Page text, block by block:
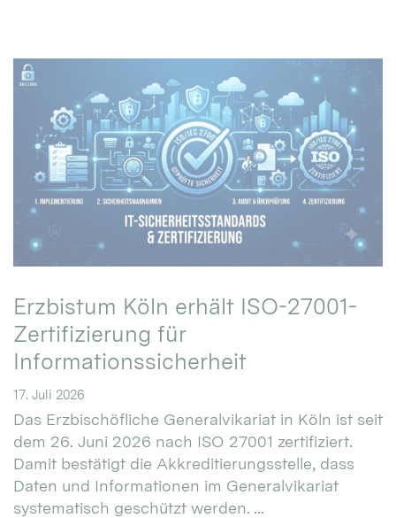
Erzbistum Köln erhält ISO-27001-
Zertifizierung für
Informationssicherheit
17. Juli 2026
Das Erzbischöfliche Generalvikariat in Köln ist seit
dem 26. Juni 2026 nach ISO 27001 zertifiziert.
Damit bestätigt die Akkreditierungsstelle, dass
Daten und Informationen im Generalvikariat
systematisch geschützt werden. ...